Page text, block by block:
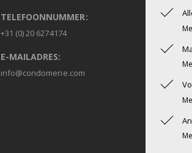
TELEFOONNUMMER:
+31 (0) 20 6274174
E-MAILADRES:
info@condomerie.com